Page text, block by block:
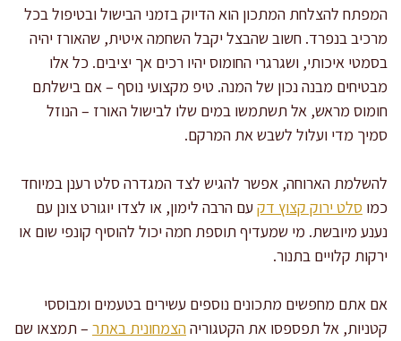
המפתח להצלחת המתכון הוא הדיוק בזמני הבישול ובטיפול בכל
מרכיב בנפרד. חשוב שהבצל יקבל השחמה איטית, שהאורז יהיה
בסמטי איכותי, ושגרגרי החומוס יהיו רכים אך יציבים. כל אלו
מבטיחים מבנה נכון של המנה. טיפ מקצועי נוסף – אם בישלתם
חומוס מראש, אל תשתמשו במים שלו לבישול האורז – הנוזל
סמיך מדי ועלול לשבש את המרקם.
להשלמת הארוחה, אפשר להגיש לצד המגדרה סלט רענן במיוחד
כמו סלט ירוק קצוץ דק עם הרבה לימון, או לצדו יוגורט צונן עם
נענע מיובשת. מי שמעדיף תוספת חמה יכול להוסיף קונפי שום או
ירקות קלויים בתנור.
אם אתם מחפשים מתכונים נוספים עשירים בטעמים ומבוססי
קטניות, אל תפספסו את הקטגוריההצמחונית באתר – תמצאו שם